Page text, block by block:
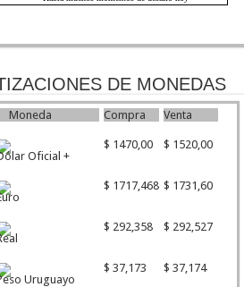
DE MONEDAS
Moneda Compra Venta
Oficial +
$ 1470,00 $ 1520,00
$ 1717,468 $ 1731,60
$ 292,358 $ 292,527
Uruguayo
$ 37,173 $ 37,174